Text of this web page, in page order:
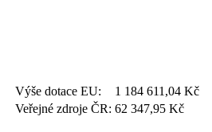
Výše dotace EU: 1 184 611,04 Kč
Veřejné zdroje ČR: 62 347,95 Kč